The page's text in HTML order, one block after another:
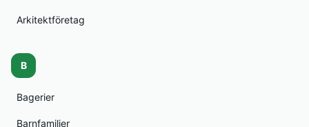
Arkitektföretag
B
Bagerier
Barnfamiljer